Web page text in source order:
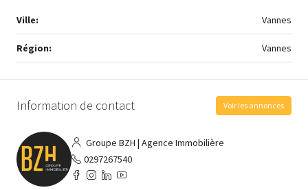
Ville: Vannes
Région: Vannes
Information de contact Voir les annonces
Groupe BZH | Agence Immobilière
0297267540